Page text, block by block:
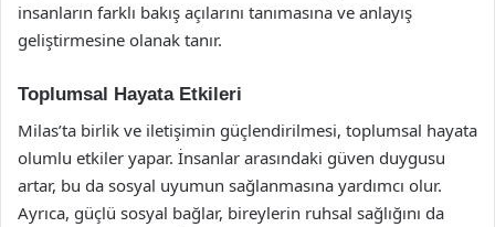
insanların farklı bakış açılarını tanımasına ve anlayış
geliştirmesine olanak tanır.
Toplumsal Hayata Etkileri
Milas’ta birlik ve iletişimin güçlendirilmesi, toplumsal hayata
olumlu etkiler yapar. İnsanlar arasındaki güven duygusu
artar, bu da sosyal uyumun sağlanmasına yardımcı olur.
Ayrıca, güçlü sosyal bağlar, bireylerin ruhsal sağlığını da